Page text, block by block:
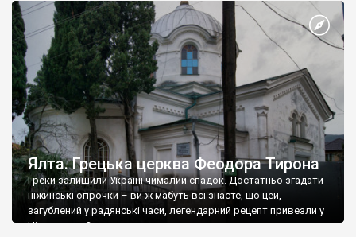
Ялта. Грецька церква Феодора Тирона
Греки залишили Україні чималий спадок. Достатньо згадати
ніжинські огірочки – ви ж мабуть всі знаєте, що цей,
загублений у радянські часи, легендарний рецепт привезли у
Ніжин греки?